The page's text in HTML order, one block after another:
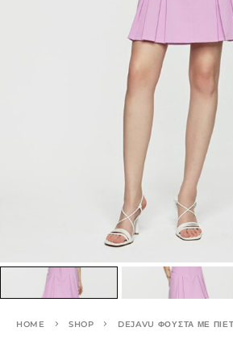
HOME SHOP DEJAVU ΦΟΎΣΤΑ ΜΕ